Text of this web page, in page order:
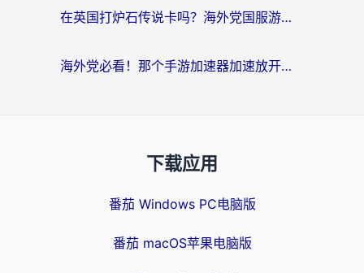
在英国打炉石传说卡吗？海外党国服游戏不卡顿的终极指南
海外党必看！那个手游加速器加速放开那三国3最好？一篇解决国服游戏卡顿难题
下载应用
番茄 Windows PC电脑版
番茄 macOS苹果电脑版